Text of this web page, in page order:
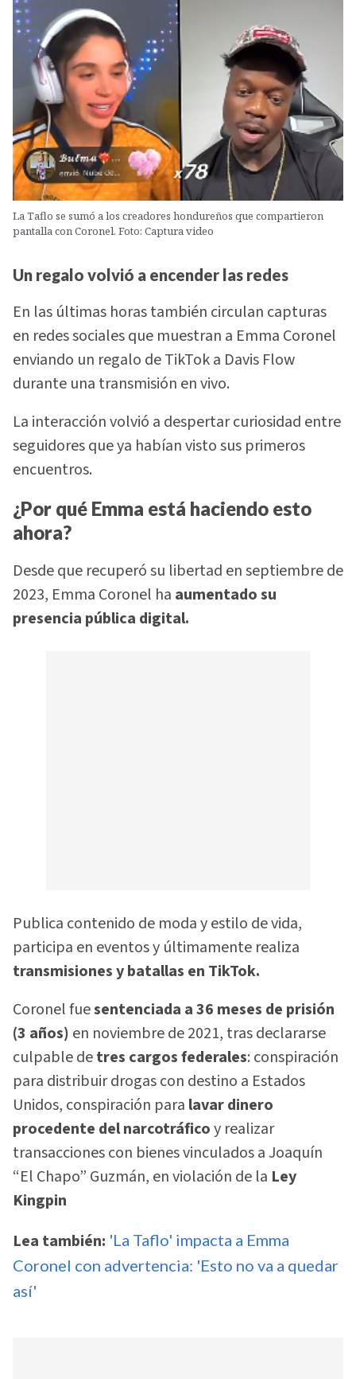
La Taflo se sumó a los creadores hondureños que compartieron
pantalla con Coronel. Foto: Captura video
Un regalo volvió a encender las redes
En las últimas horas también circulan capturas
en redes sociales que muestran a Emma Coronel
enviando un regalo de TikTok a Davis Flow
durante una transmisión en vivo.
La interacción volvió a despertar curiosidad entre
seguidores que ya habían visto sus primeros
encuentros.
¿Por qué Emma está haciendo esto
ahora?
Desde que recuperó su libertad en septiembre de
2023, Emma Coronel ha aumentado su
presencia pública digital.
Publica contenido de moda y estilo de vida,
participa en eventos y últimamente realiza
transmisiones y batallas en TikTok.
Coronel fuesentenciada a 36 meses de prisión
(3 años) en noviembre de 2021, tras declararse
culpable detres cargos federales: conspiración
para distribuir drogas con destino a Estados
Unidos, conspiración para lavar dinero
procedente del narcotráficoy realizar
transacciones con bienes vinculados a Joaquín
“El Chapo” Guzmán, en violación de la Ley
Kingpin
Lea también: 'La Taflo' impacta a Emma
Coronel con advertencia: 'Esto no va a quedar
así'